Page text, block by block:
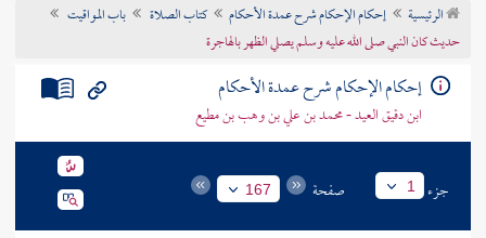
تراجم الأعلام
الرئيسية إحكام الإحكام شرح عمدة الأحكام كتاب الصلاة
باب المواقيت
حديث كان النبي صلى الله عليه وسلم يصلي الظهر بالهاجرة
إحكام الإحكام شرح عمدة الأحكام
ابن دقيق العيد - محمد بن علي بن وهب بن مطيع
جزء 1 صفحة 167